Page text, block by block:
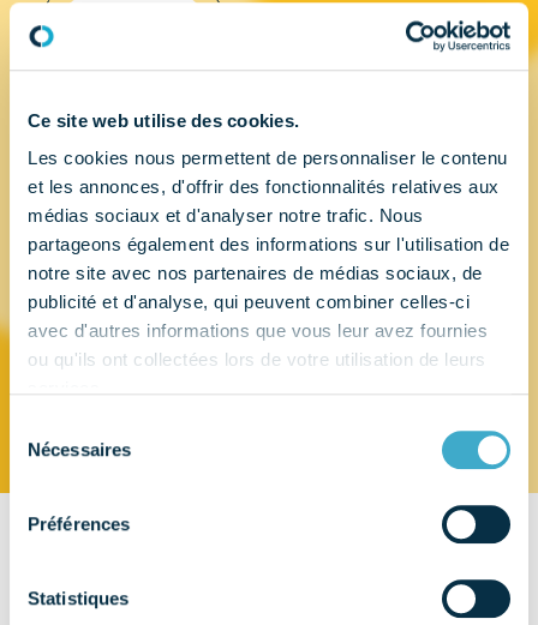
Ce site web utilise des cookies.
Les cookies nous permettent de personnaliser le contenu
et les annonces, d'offrir des fonctionnalités relatives aux
médias sociaux et d'analyser notre trafic. Nous
partageons également des informations sur l'utilisation de
notre site avec nos partenaires de médias sociaux, de
publicité et d'analyse, qui peuvent combiner celles-ci
avec d'autres informations que vous leur avez fournies
ou qu'ils ont collectées lors de votre utilisation de leurs
Nécessaires
Préférences
Statistiques
THOMMEN
MEDICAL
FRANCE
Le PARK, Bâtiment B,
1 Rue Charles Cordier